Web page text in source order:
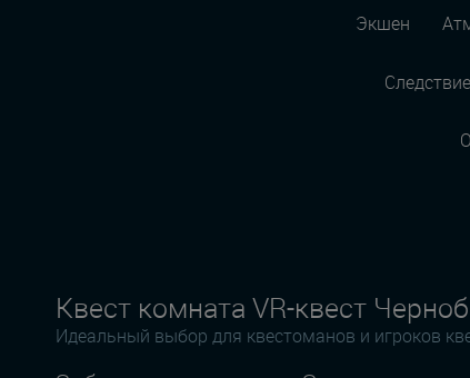
Экшен
Следствие
Квест комната VR-квест
Идеальный выбор для квестоманов и игроков